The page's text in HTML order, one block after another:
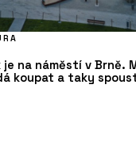
je na náměstí v Brně.
koupat a taky